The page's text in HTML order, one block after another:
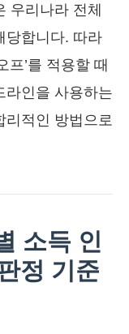
우리나라 전체
당합니다. 따라
프’를 적용할 때
라인을 사용하는
리적인 방법으로
소득 인
정 기준